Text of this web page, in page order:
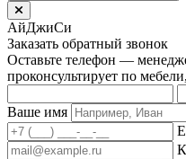
АйДжиСи
Заказать обратный звонок
Оставьте телефон —
проконсультирует по
Ваше имя